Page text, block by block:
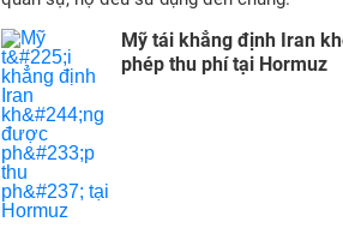
Mỹ tái khẳng định Iran
phép thu phí tại Hormuz